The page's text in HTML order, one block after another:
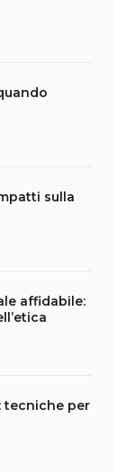
sulla
affidabile:
tecniche per